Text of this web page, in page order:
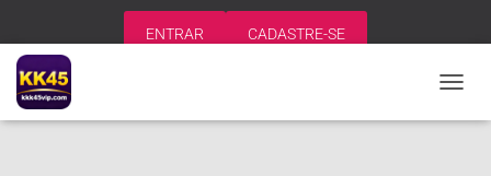
ENTRAR CADASTRE-SE
L